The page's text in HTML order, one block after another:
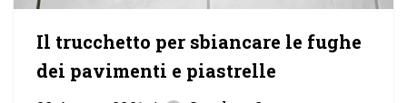
Il trucchetto per sbiancare le fughe
dei pavimenti e piastrelle